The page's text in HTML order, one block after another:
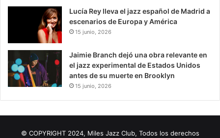
Lucía Rey lleva el jazz español de Madrid a
escenarios de Europa y América
15 junio, 2026
Jaimie Branch dejó una obra relevante en
el jazz experimental de Estados Unidos
antes de su muerte en Brooklyn
15 junio, 2026
© COPYRIGHT 2024, Miles Jazz Club, Todos los derechos